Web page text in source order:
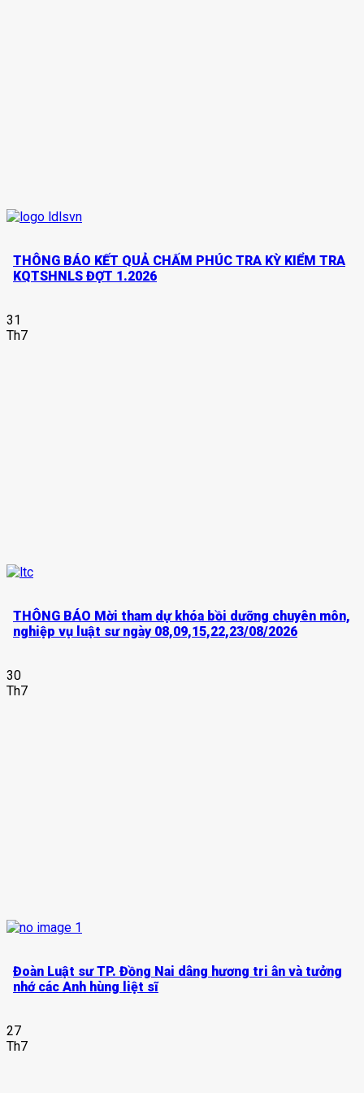
THÔNG BÁO KẾT QUẢ CHẤM PHÚC TRA KỲ KIỂM TRA
KQTSHNLS ĐỢT 1.2026
31
Th7
THÔNG BÁO Mời tham dự khóa bồi dưỡng chuyên môn,
nghiệp vụ luật sư ngày 08,09,15,22,23/08/2026
30
Th7
Đoàn Luật sư TP. Đồng Nai dâng hương tri ân và tưởng
nhớ các Anh hùng liệt sĩ
27
Th7